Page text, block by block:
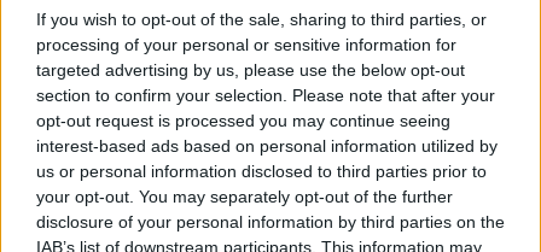
If you wish to opt-out of the sale, sharing to third parties, or
processing of your personal or sensitive information for
targeted advertising by us, please use the below opt-out
section to confirm your selection. Please note that after your
opt-out request is processed you may continue seeing
interest-based ads based on personal information utilized by
us or personal information disclosed to third parties prior to
your opt-out. You may separately opt-out of the further
disclosure of your personal information by third parties on the
IAB’s list of downstream participants. This information may
Μετά την λήξη των εργασιών της Γ.Σ. θα
ακολουθήσει η κοπή της πίτας.
Το Δ.Σ. του Συνδέσμου Συνταξιούχων ΔΕΗ
Μεγαλόπολης